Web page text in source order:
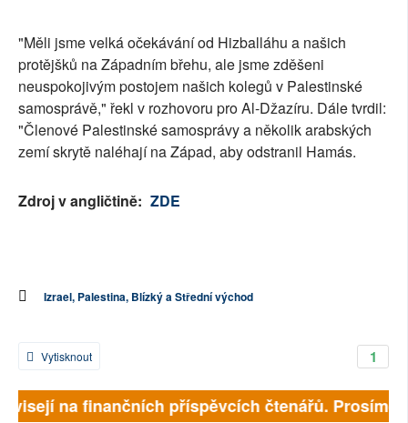
"Měli jsme velká očekávání od Hizballáhu a našich
protějšků na Západním břehu, ale jsme zděšeni
neuspokojivým postojem našich kolegů v Palestinské
samosprávě," řekl v rozhovoru pro Al-Džazíru. Dále tvrdil:
"Členové Palestinské samosprávy a několik arabských
zemí skrytě naléhají na Západ, aby odstranil Hamás.
Zdroj v angličtině: ZDE
Izrael, Palestina, Blízký a Střední východ
1
Vytisknout
na finančních příspěvcích čtenářů. Prosíme,